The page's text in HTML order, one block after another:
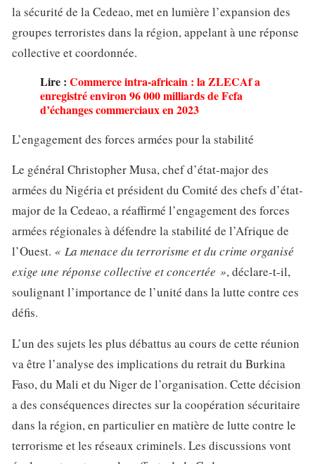
la sécurité de la Cedeao, met en lumière l’expansion des
groupes terroristes dans la région, appelant à une réponse
collective et coordonnée.
Lire : Commerce intra-africain : la ZLECAf a
enregistré environ 96 000 milliards de Fcfa
d’échanges commerciaux en 2023
L’engagement des forces armées pour la stabilité
Le général Christopher Musa, chef d’état-major des
armées du Nigéria et président du Comité des chefs d’état-
major de la Cedeao, a réaffirmé l’engagement des forces
armées régionales à défendre la stabilité de l’Afrique de
l’Ouest. « La menace du terrorisme et du crime organisé
exige une réponse collective et concertée », déclare-t-il,
soulignant l’importance de l’unité dans la lutte contre ces
défis.
L’un des sujets les plus débattus au cours de cette réunion
va être l’analyse des implications du retrait du Burkina
Faso, du Mali et du Niger de l’organisation. Cette décision
a des conséquences directes sur la coopération sécuritaire
dans la région, en particulier en matière de lutte contre le
terrorisme et les réseaux criminels. Les discussions vont